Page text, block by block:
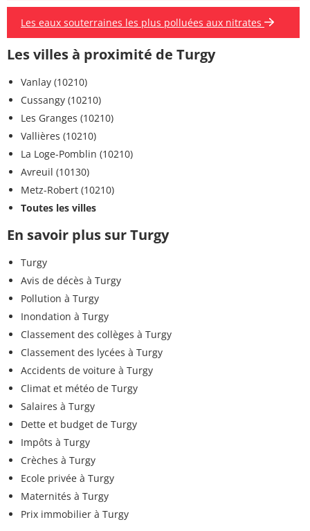
Les eaux souterraines les plus polluées aux nitrates
Les villes à proximité de Turgy
Vanlay (10210)
Cussangy (10210)
Les Granges (10210)
Vallières (10210)
La Loge-Pomblin (10210)
Avreuil (10130)
Metz-Robert (10210)
Toutes les villes
En savoir plus sur Turgy
Turgy
Avis de décès à Turgy
Pollution à Turgy
Inondation à Turgy
Classement des collèges à Turgy
Classement des lycées à Turgy
Accidents de voiture à Turgy
Climat et météo de Turgy
Salaires à Turgy
Dette et budget de Turgy
Impôts à Turgy
Crèches à Turgy
Ecole privée à Turgy
Maternités à Turgy
Prix immobilier à Turgy